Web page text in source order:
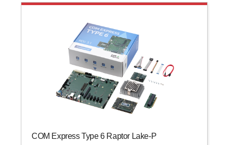
COM Express Type 6 Raptor Lake-P